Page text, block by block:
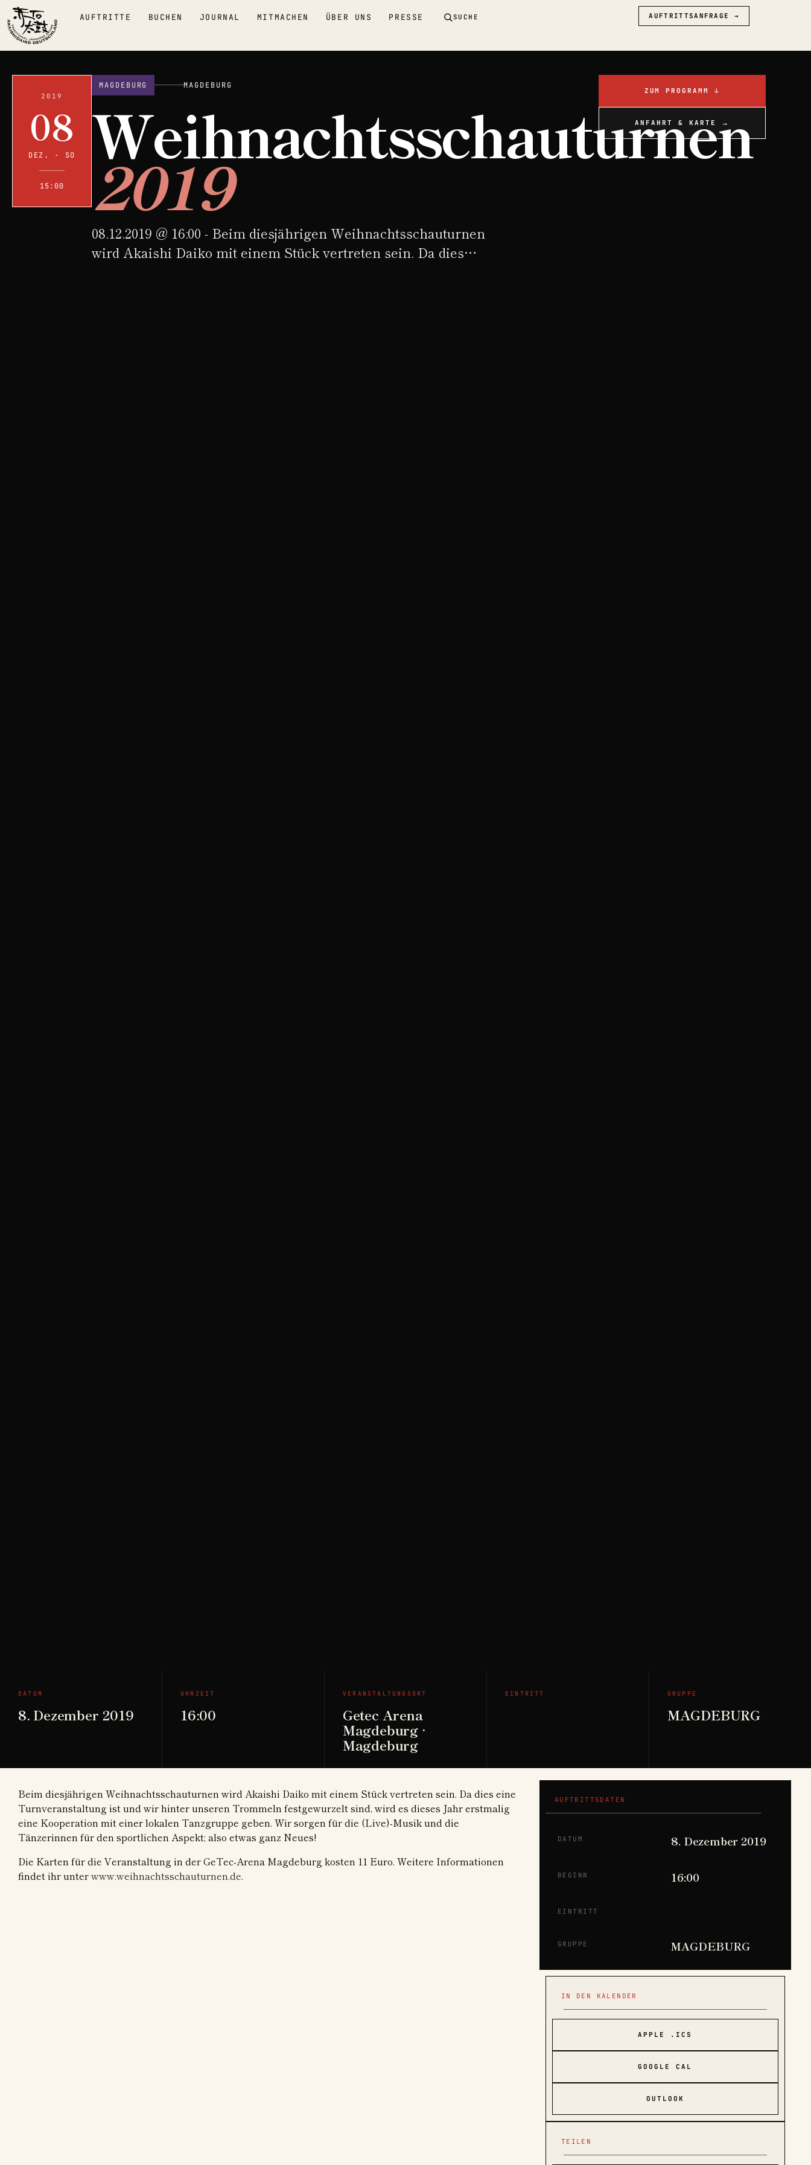
AUFTRITTE BUCHEN JOURNAL MITMACHEN ÜBER UNS PRESSE SUCHE AUFTRITTSANFRAGE →
2019
08
DEZ. · SO
15:00
MAGDEBURG MAGDEBURG
Weihnachtsschauturnen
2019
08.12.2019 @ 16:00 - Beim diesjährigen Weihnachtsschauturnen
wird Akaishi Daiko mit einem Stück vertreten sein. Da dies
ZUM PROGRAMM ↓
ANFAHRT & KARTE →
DATUM
8. Dezember 2019
UHRZEIT
16:00
VERANSTALTUNGSORT
Getec Arena
Magdeburg ·
Magdeburg
EINTRITT GRUPPE
MAGDEBURG
Beim diesjährigen Weihnachtsschauturnen wird Akaishi Daiko mit einem Stück vertreten sein. Da dies eine
Turnveranstaltung ist und wir hinter unseren Trommeln festgewurzelt sind, wird es dieses Jahr erstmalig
eine Kooperation mit einer lokalen Tanzgruppe geben. Wir sorgen für die (Live)-Musik und die
Tänzerinnen für den sportlichen Aspekt; also etwas ganz Neues!
Die Karten für die Veranstaltung in der GeTec-Arena Magdeburg kosten 11 Euro. Weitere Informationen
findet ihr unterwww.weihnachtsschauturnen.de.
AUFTRITTSDATEN
DATUM 8. Dezember 2019
BEGINN 16:00
EINTRITT
GRUPPE MAGDEBURG
IN DEN KALENDER
APPLE .ICS
GOOGLE CAL
OUTLOOK
TEILEN